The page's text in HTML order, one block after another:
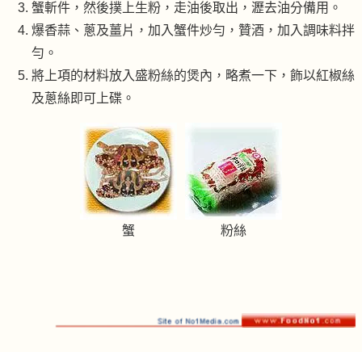
蟹斬件，然後撲上生粉，走油後取出，瀝去油分備用。
爆香蒜、蔥及薑片，加入蟹件炒勻，贊酒，加入調味料拌
勻。
將上項的材料放入盛粉絲的煲內，略煮一下，飾以紅椒絲
及蔥絲即可上碟。
蟹 粉絲